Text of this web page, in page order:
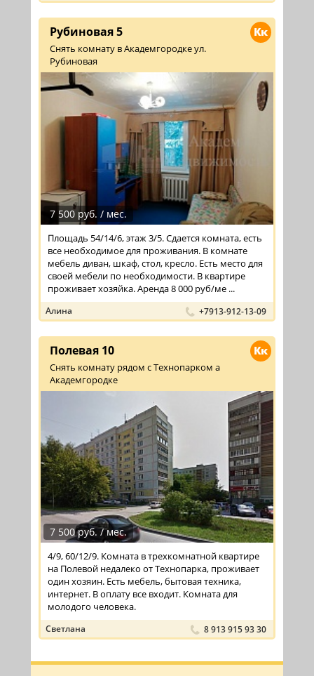
Кк
Рубиновая 5
Снять комнату в Академгородке ул.
Рубиновая
7 500 руб. / мес.
Площадь 54/14/6, этаж 3/5. Сдается комната, есть
все необходимое для проживания. В комнате
мебель диван, шкаф, стол, кресло. Есть место для
своей мебели по необходимости. В квартире
проживает хозяйка. Аренда 8 000 руб/ме ...
Алина +7913-912-13-09
Кк
Полевая 10
Снять комнату рядом с Технопарком а
Академгородке
7 500 руб. / мес.
4/9, 60/12/9. Комната в трехкомнатной квартире
на Полевой недалеко от Технопарка, проживает
один хозяин. Есть мебель, бытовая техника,
интернет. В оплату все входит. Комната для
молодого человека.
Светлана 8 913 915 93 30